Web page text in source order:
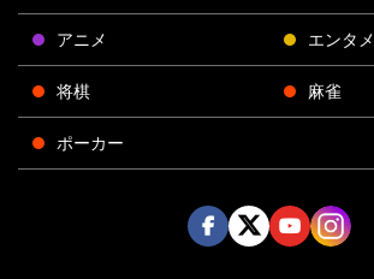
アニメ エンタメ
将棋 麻雀
ポーカー